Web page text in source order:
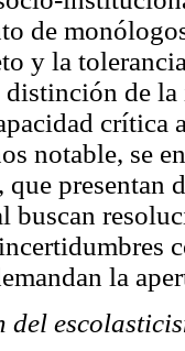
de
y la
distinción de
notable, se
presentan
buscan
la
del